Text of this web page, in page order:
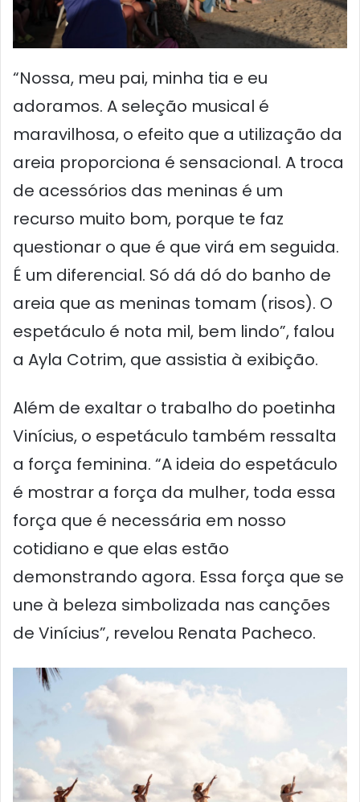
“Nossa, meu pai, minha tia e eu
adoramos. A seleção musical é
maravilhosa, o efeito que a utilização da
areia proporciona é sensacional. A troca
de acessórios das meninas é um
recurso muito bom, porque te faz
questionar o que é que virá em seguida.
É um diferencial. Só dá dó do banho de
areia que as meninas tomam (risos). O
espetáculo é nota mil, bem lindo”, falou
a Ayla Cotrim, que assistia à exibição.
Além de exaltar o trabalho do poetinha
Vinícius, o espetáculo também ressalta
a força feminina. “A ideia do espetáculo
é mostrar a força da mulher, toda essa
força que é necessária em nosso
cotidiano e que elas estão
demonstrando agora. Essa força que se
une à beleza simbolizada nas canções
de Vinícius”, revelou Renata Pacheco.